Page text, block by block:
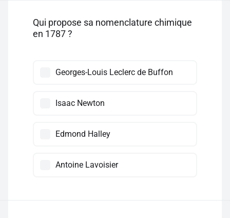
Qui propose sa nomenclature chimique
en 1787 ?
Georges-Louis Leclerc de Buffon
Isaac Newton
Edmond Halley
Antoine Lavoisier